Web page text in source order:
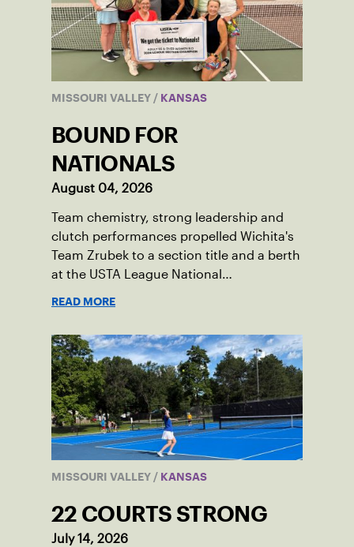
MISSOURI VALLEY / KANSAS
BOUND FOR
NATIONALS
August 04, 2026
Team chemistry, strong leadership and
clutch performances propelled Wichita's
Team Zrubek to a section title and a berth
at the USTA League National
READ MORE
MISSOURI VALLEY / KANSAS
22 COURTS STRONG
July 14, 2026